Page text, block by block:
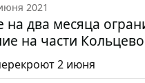
2021
на два месяца
на части
2 июня